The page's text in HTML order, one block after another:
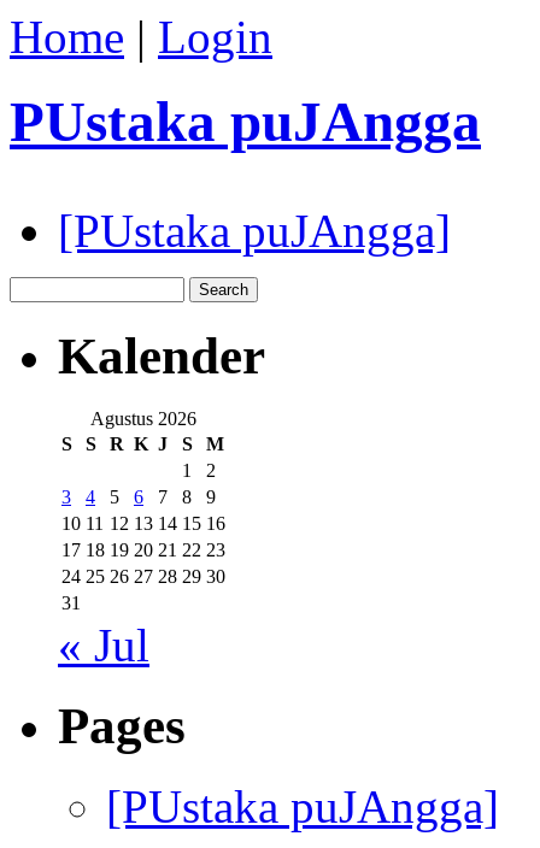
Home | Login
PUstaka puJAngga
[PUstaka puJAngga]
Kalender
Agustus 2026
S
S R K J S
M
1
2
3
4 5 6 7 8
9
10 11 12 13 14 15 16
17 18 19 20 21 22 23
24 25 26 27 28 29 30
31
« Jul
Pages
[PUstaka puJAngga]